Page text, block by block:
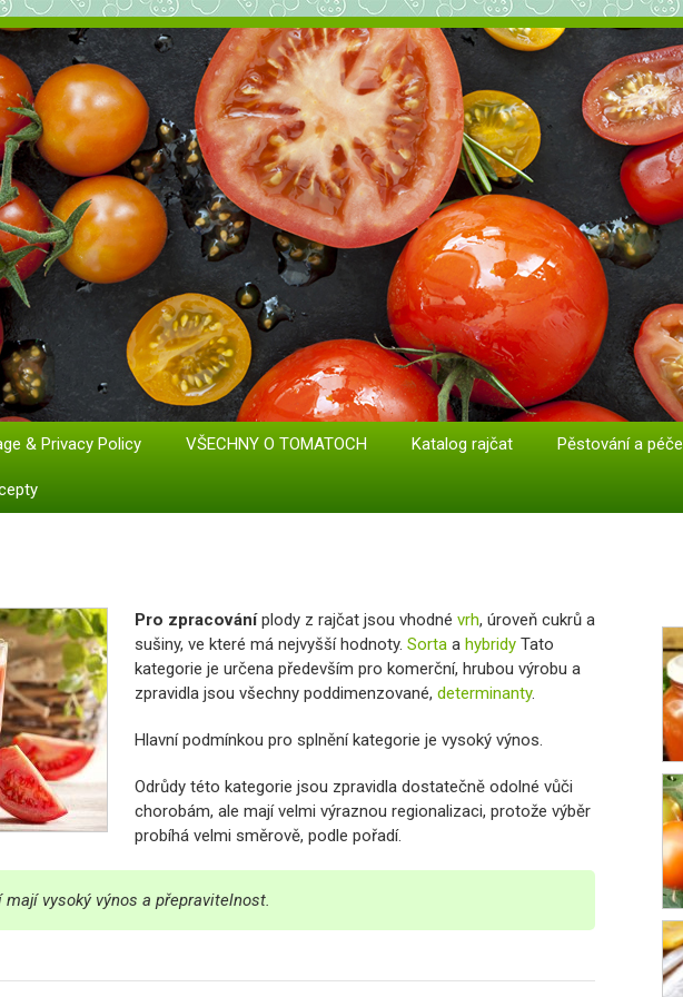
rajčat. Odrůdy a sazenice.
& Privacy Policy VŠECHNY O TOMATOCH Katalog rajčat Pěstování a péče
Pro zpracováníplody z rajčat jsou vhodné vrh, úroveň cukrů a
sušiny, ve které má nejvyšší hodnoty. Sorta a hybridy Tato
kategorie je určena především pro komerční, hrubou výrobu a
zpravidla jsou všechny poddimenzované, determinanty.
Hlavní podmínkou pro splnění kategorie je vysoký výnos.
Odrůdy této kategorie jsou zpravidla dostatečně odolné vůči
chorobám, ale mají velmi výraznou regionalizaci, protože výběr
probíhá velmi směrově, podle pořadí.
vysoký výnos a přepravitelnost.